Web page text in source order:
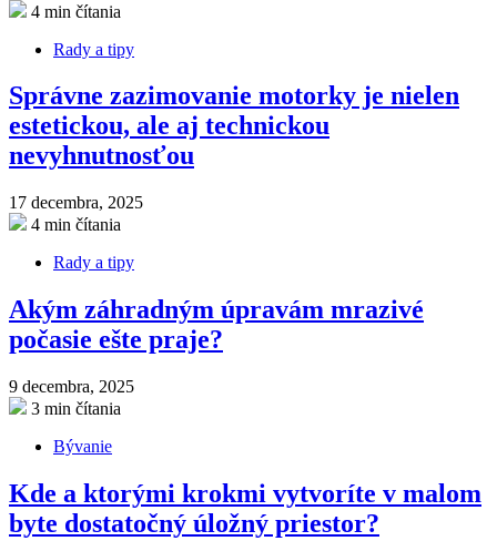
4 min čítania
Rady a tipy
Správne zazimovanie motorky je nielen
estetickou, ale aj technickou
nevyhnutnosťou
17 decembra, 2025
4 min čítania
Rady a tipy
Akým záhradným úpravám mrazivé
počasie ešte praje?
9 decembra, 2025
3 min čítania
Bývanie
Kde a ktorými krokmi vytvoríte v malom
byte dostatočný úložný priestor?